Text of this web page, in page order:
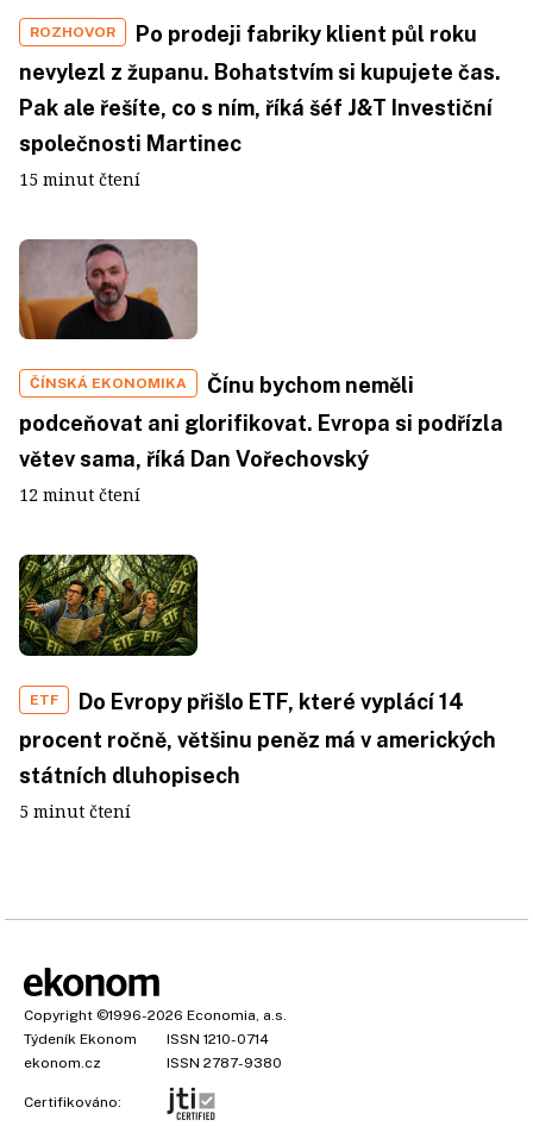
ROZHOVOR
Po prodeji fabriky klient půl roku
nevylezl z županu. Bohatstvím si kupujete čas.
Pak ale řešíte, co s ním, říká šéf J&T Investiční
společnosti Martinec
15 minut čtení
ČÍNSKÁ EKONOMIKA
Čínu bychom neměli
podceňovat ani glorifikovat. Evropa si podřízla
větev sama, říká Dan Vořechovský
12 minut čtení
ETF
Do Evropy přišlo ETF, které vyplácí 14
procent ročně, většinu peněz má v amerických
státních dluhopisech
5 minut čtení
Copyright ©1996-2026 Economia, a.s.
Týdeník Ekonom
ISSN 1210-0714
ekonom.cz
ISSN 2787-9380
Certifikováno: